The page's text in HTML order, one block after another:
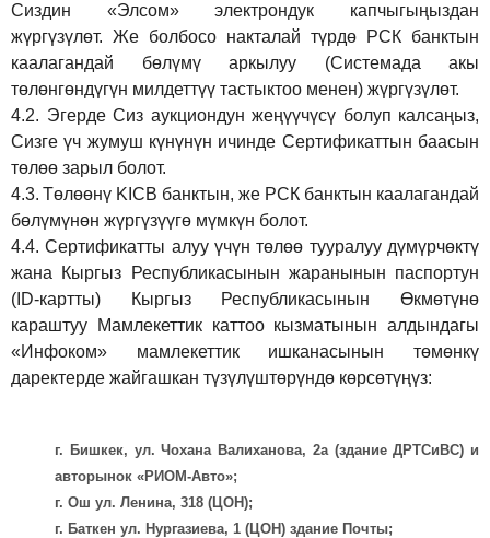
Сиздин «Элсом»электрондук капчыгыңыздан
жүргүзүлөт. Же болбосо накталай түрдө РСК банктын
каалагандай бөлүмү аркылуу (Системада акы
төлөнгөндүгүн милдеттүү тастыктоо менен) жүргүзүлөт.
4.2. Эгерде Сиз аукциондун жеңүүчүсү болуп калсаңыз,
Сизге үч жумуш күнүнүн ичинде Сертификаттын баасын
төлөө зарыл болот.
4.3. Төлөөнү KICB банктын, же РСК банктын каалагандай
бөлүмүнөн жүргүзүүгө мүмкүн болот.
4.4.Сертификатты алуу үчүн төлөө тууралуу дүмүрчөктү
жана Кыргыз Республикасынын жаранынын паспортун
(ID-картты) Кыргыз Республикасынын Өкмөтүнө
караштуу Мамлекеттик каттоо кызматынын алдындагы
«Инфоком» мамлекеттик ишканасынын төмөнкү
даректерде жайгашкан түзүлүштөрүндө көрсөтүңүз:
г. Бишкек, ул. Чохана Валиханова, 2а (здание ДРТСиВС) и
авторынок «РИОМ-Авто»;
г. Ош ул. Ленина, 318 (ЦОН);
г. Баткен ул. Нургазиева, 1 (ЦОН) здание Почты;